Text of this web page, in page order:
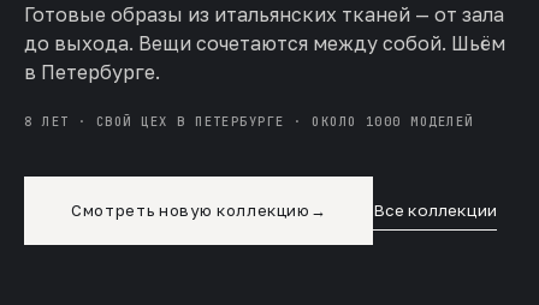
Готовые образы из итальянских тканей — от зала
до выхода. Вещи сочетаются между собой. Шьём
в Петербурге.
8 ЛЕТ · СВОЙ ЦЕХ В ПЕТЕРБУРГЕ · ОКОЛО 1000 МОДЕЛЕЙ
Смотреть новую коллекцию → Все коллекции